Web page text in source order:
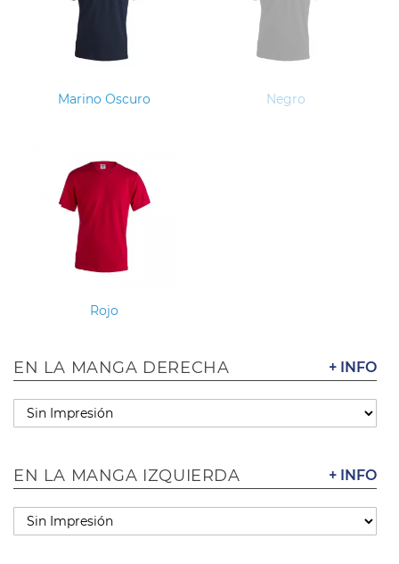
Marino Oscuro Negro
Rojo
+ INFO
EN LA MANGA DERECHA
+ INFO
EN LA MANGA IZQUIERDA